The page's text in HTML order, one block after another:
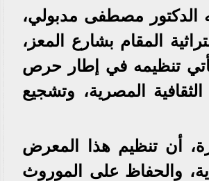
الدكتور مصطفى مدبولي،
المقام بشارع المعز،
يأتي تنظيمه في إطار حرص
المصرية، وتشجيع
أن تنظيم هذا المعرض
والحفاظ على الموروث